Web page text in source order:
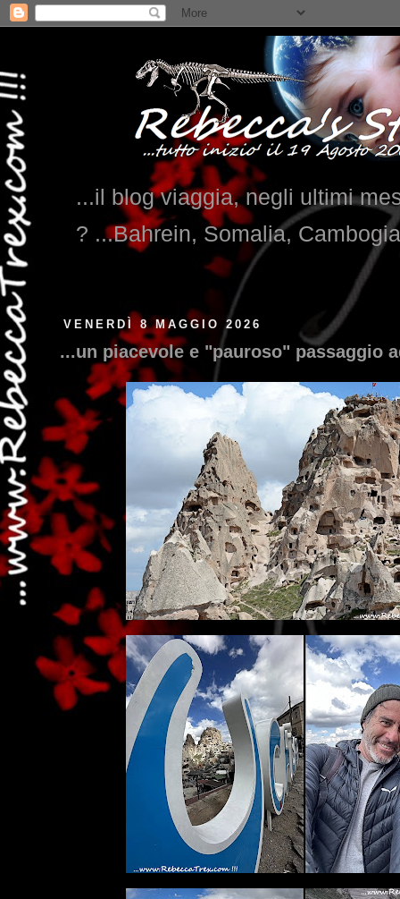
...il blog viaggia, negli ultimi
? ...Bahrein, Somalia,
VENERDÌ 8 MAGGIO 2026
...un piacevole e "pauroso" passaggio